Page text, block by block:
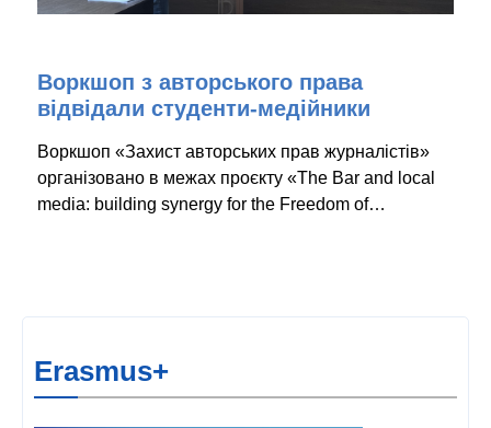
Воркшоп з авторського права
відвідали студенти-медійники
Воркшоп «Захист авторських прав журналістів»
організовано в межах проєкту «The Bar and local
media: building synergy for the Freedom of…
Erasmus+